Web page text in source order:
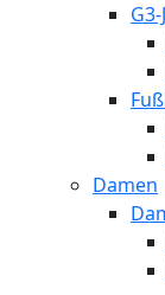
Damen